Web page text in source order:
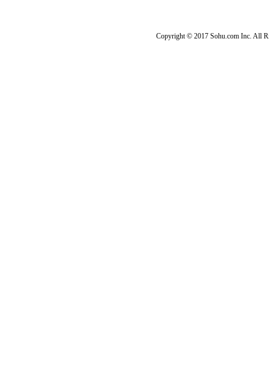
Copyright © 2017 Sohu.com Inc. All